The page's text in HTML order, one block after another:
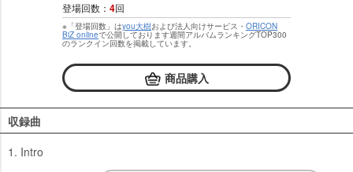
登場回数： 4回
※「登場回数」はyou大樹および法人向けサービス・ ORICON
BiZ onlineで公開しております週間アルバムランキングTOP300
のランクイン回数を掲載しています。
商品購入
収録曲
1. Intro